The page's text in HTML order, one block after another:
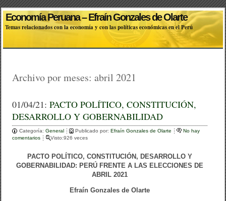
Economía Peruana – Efraín Gonzales de Olarte
Temas relacionados con la economía y con las políticas económicas en el Perú
Archivo por meses:abril 2021
01/04/21:PACTO POLÍTICO, CONSTITUCIÓN,
DESARROLLO Y GOBERNABILIDAD
Categoría:General Publicado por:Efraín Gonzales de Olarte
No hay
comentarios
Visto:926 veces
PACTO POLÍTICO, CONSTITUCIÓN, DESARROLLO Y
GOBERNABILIDAD: PERÚ FRENTE A LAS ELECCIONES DE
ABRIL 2021
Efraín Gonzales de Olarte